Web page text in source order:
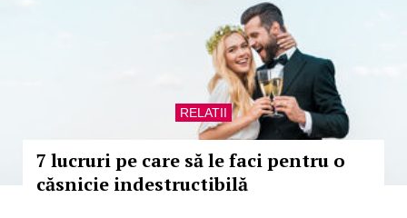
RELATII
7 lucruri pe care să le faci pentru o
căsnicie indestructibilă